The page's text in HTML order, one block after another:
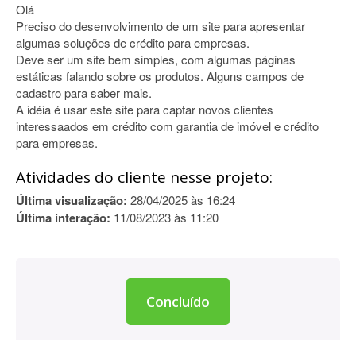
Olá
Preciso do desenvolvimento de um site para apresentar
algumas soluções de crédito para empresas.
Deve ser um site bem simples, com algumas páginas
estáticas falando sobre os produtos. Alguns campos de
cadastro para saber mais.
A idéia é usar este site para captar novos clientes
interessaados em crédito com garantia de imóvel e crédito
para empresas.
Atividades do cliente nesse projeto:
Última visualização: 28/04/2025 às 16:24
Última interação: 11/08/2023 às 11:20
Concluído